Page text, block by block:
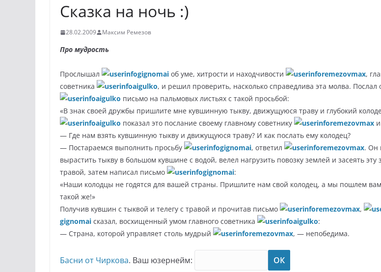
Сказка на ночь :)
28.02.2009 Максим Ремезов
Про мудрость
Прослышал gignomai об уме, хитрости и находчивости remezovmax,
советника
aigulko, и решил проверить, насколько справедлива эта молва. Послал
aigulko письмо на пальмовых листьях с такой просьбой:
«В знак своей дружбы пришлите мне кувшинную тыкву, движущуюся траву и глубокий
aigulko показал это послание своему главному советнику remezovmax
— Где нам взять кувшинную тыкву и движущуюся траву? И как послать ему колодец?
— Постараемся выполнить просьбу
gignomai, ответил remezovmax. Он
вырастить тыкву в большом кувшине с водой, велел нагрузить повозку землей и засеять эту
травой, затем написал письмо
gignomai:
«Наши колодцы не годятся для вашей страны. Пришлите нам свой колодец, а мы пошлем
такой же!»
Получив кувшин с тыквой и телегу с травой и прочитав письмо
remezovmax,
gignomai сказал, восхищенный умом главного советника aigulko:
— Страна, которой управляет столь мудрый
remezovmax, — непобедима.
Басни oт Чиpкoва. Ваш юзернейм: